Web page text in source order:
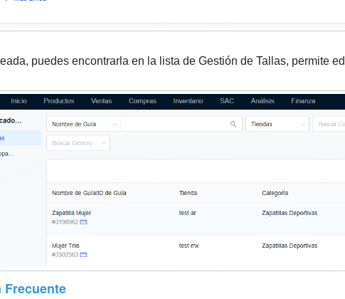
puedes encontrarla en la lista de Gestión de Tallas, permite
Frecuente